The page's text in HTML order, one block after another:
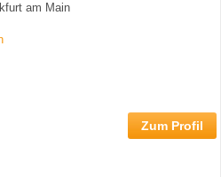
am Main
Zum Profil